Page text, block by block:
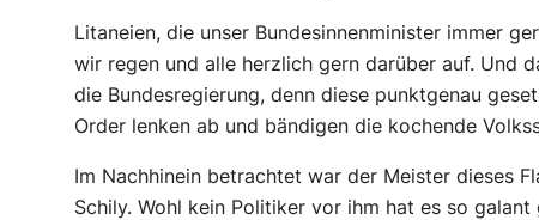
Litaneien, die unser Bundesinnenminister immer
wir regen und alle herzlich gern darüber auf. Und
die Bundesregierung, denn diese punktgenau
Order lenken ab und bändigen die kochende
Im Nachhinein betrachtet war der Meister dieses
Schily. Wohl kein Politiker vor ihm hat es so